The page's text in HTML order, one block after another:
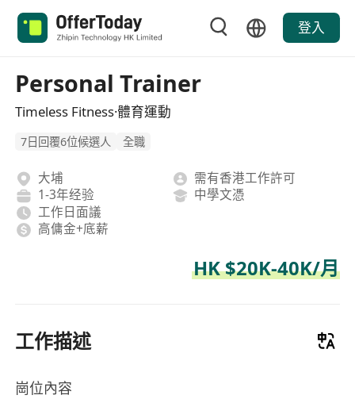
登入
Personal Trainer
Timeless Fitness·體育運動
7日回覆6位候選人 全職
大埔
需有香港工作許可
1-3年经验
中學文憑
工作日面議
高傭金+底薪
HK $20K-40K/月
工作描述
崗位內容